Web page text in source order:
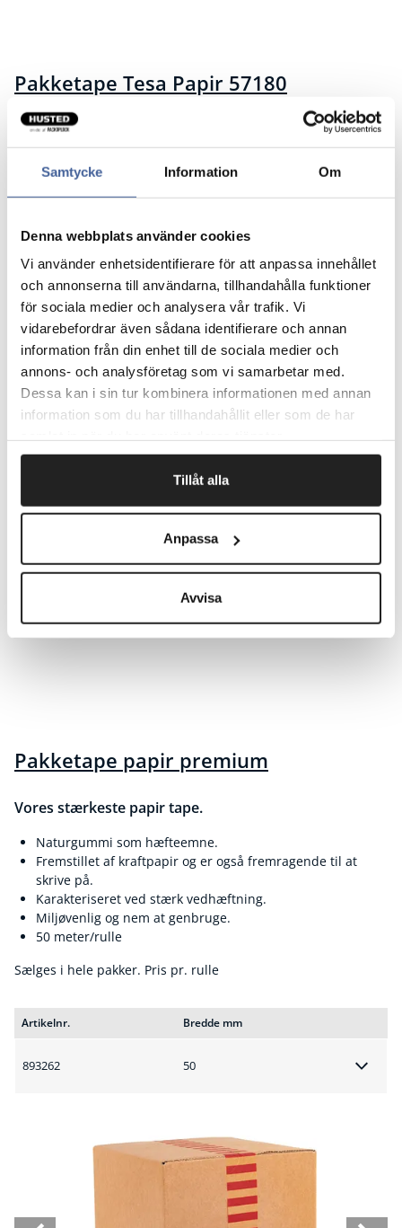
Samtycke Information Om
Denna webbplats använder cookies
Vi använder enhetsidentifierare för att anpassa innehållet
och annonserna till användarna, tillhandahålla funktioner
för sociala medier och analysera vår trafik. Vi
vidarebefordrar även sådana identifierare och annan
information från din enhet till de sociala medier och
annons- och analysföretag som vi samarbetar med.
Dessa kan i sin tur kombinera informationen med annan
information som du har tillhandahållit eller som de har
Tillåt alla
Anpassa
Avvisa
Pakketape Tesa Papir 57180
Robust og miljøneutral til lukning af kartoner, kasser
og kuverter.
Uden opløsningsmiddel.
50 meter/rulle
Sælges i hele pakker, pris pr rulle.
Artikelnr. Bredde mm
571801 50
Pakketape papir premium
Vores stærkeste papir tape.
Naturgummi som hæfteemne.
Fremstillet af kraftpapir og er også fremragende til at
skrive på.
Karakteriseret ved stærk vedhæftning.
Miljøvenlig og nem at genbruge.
50 meter/rulle
Sælges i hele pakker. Pris pr. rulle
Artikelnr. Bredde mm
893262 50